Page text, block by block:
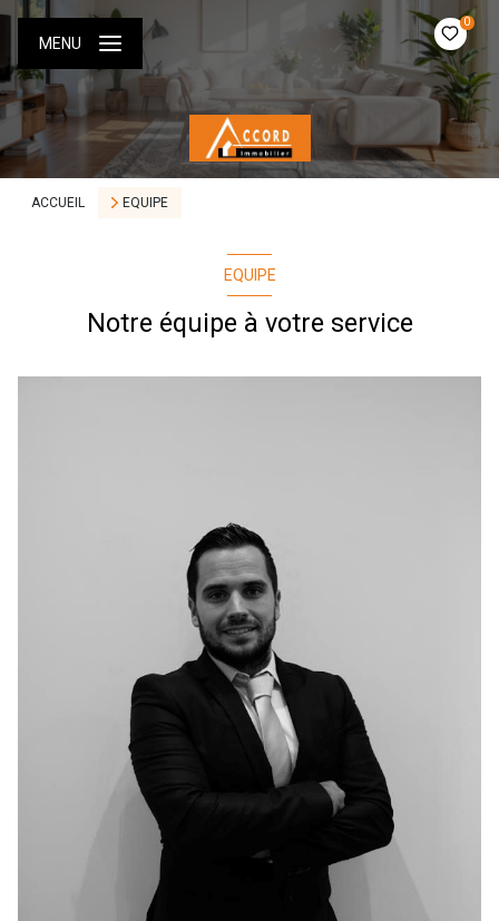
0
MENU
ACCUEIL EQUIPE
EQUIPE
Notre équipe à votre service